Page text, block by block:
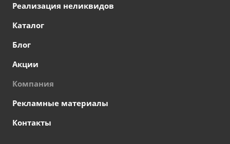
Реализация неликвидов
Каталог
Блог
Акции
Компания
Рекламные материалы
Контакты